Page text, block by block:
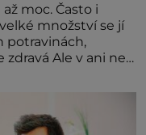
moc. Často i
množství se jí
potravinách,
Ale v ani ne
chlór – jsou